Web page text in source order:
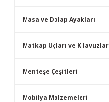
Masa ve Dolap Ayakları
Matkap Uçları ve Kılavuzlar
Menteşe Çeşitleri
Mobilya Malzemeleri